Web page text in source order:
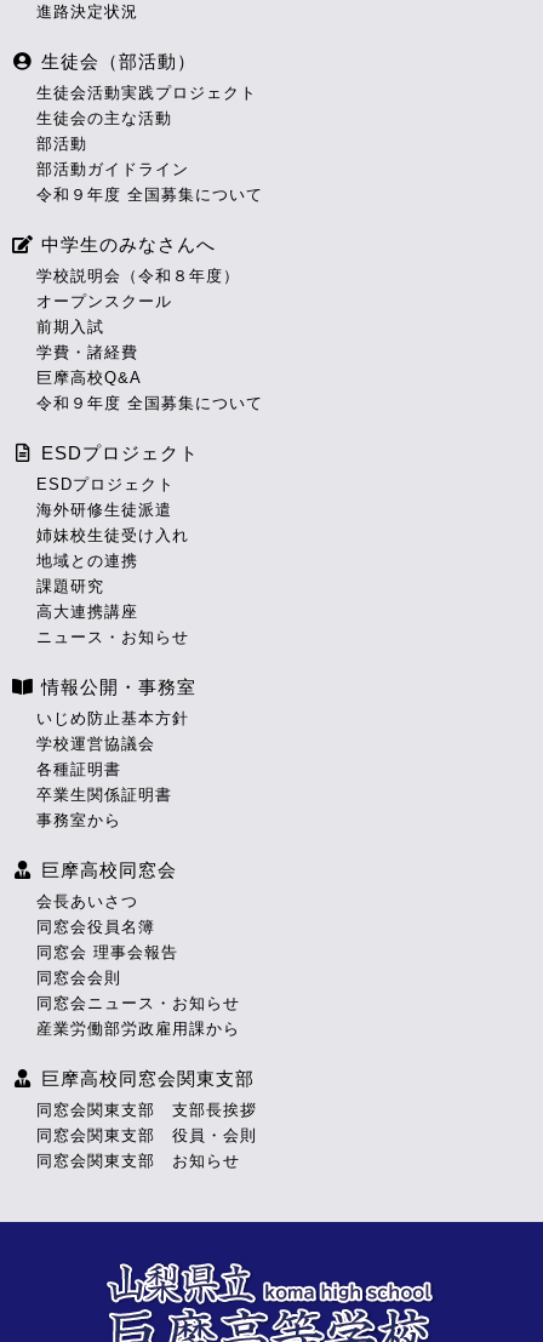
進路決定状況
生徒会（部活動）
生徒会活動実践プロジェクト
生徒会の主な活動
部活動
部活動ガイドライン
令和９年度 全国募集について
中学生のみなさんへ
学校説明会（令和８年度）
オープンスクール
前期入試
学費・諸経費
巨摩高校Q&A
令和９年度 全国募集について
ESDプロジェクト
ESDプロジェクト
海外研修生徒派遣
姉妹校生徒受け入れ
地域との連携
課題研究
高大連携講座
ニュース・お知らせ
情報公開・事務室
いじめ防止基本方針
学校運営協議会
各種証明書
卒業生関係証明書
事務室から
巨摩高校同窓会
会長あいさつ
同窓会役員名簿
同窓会 理事会報告
同窓会会則
同窓会ニュース・お知らせ
産業労働部労政雇用課から
巨摩高校同窓会関東支部
同窓会関東支部 支部長挨拶
同窓会関東支部 役員・会則
同窓会関東支部 お知らせ